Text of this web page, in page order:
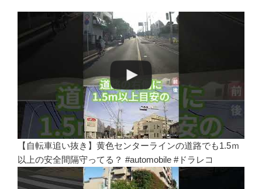
【自転車追い抜き】黄色センターラインの道路でも1.5ｍ
以上の安全間隔守ってる？ #automobile #ドラレコ